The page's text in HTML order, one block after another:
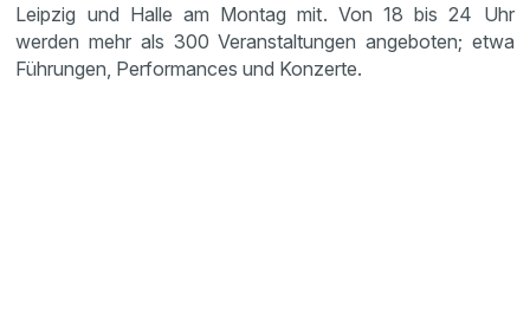
Leipzig und Halle am Montag mit. Von 18 bis 24 Uhr
werden mehr als 300 Veranstaltungen angeboten; etwa
Führungen, Performances und Konzerte.